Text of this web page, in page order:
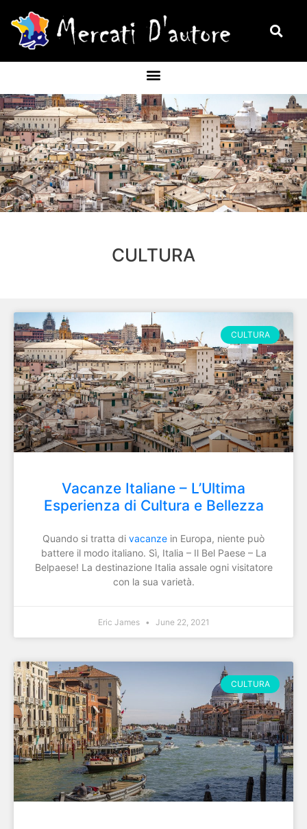
CULTURA
CULTURA
Vacanze Italiane – L’Ultima
Esperienza di Cultura e Bellezza
Quando si tratta di vacanze in Europa, niente può
battere il modo italiano. Sì, Italia – Il Bel Paese – La
Belpaese! La destinazione Italia assale ogni visitatore
con la sua varietà.
Eric James June 22, 2021
CULTURA